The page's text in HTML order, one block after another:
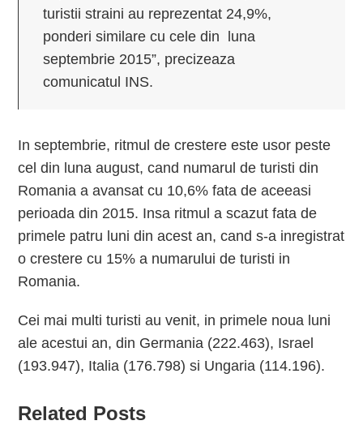
turistii straini au reprezentat 24,9%,
ponderi similare cu cele din luna
septembrie 2015”, precizeaza
comunicatul INS.
In septembrie, ritmul de crestere este usor peste
cel din luna august, cand numarul de turisti din
Romania a avansat cu 10,6% fata de aceeasi
perioada din 2015. Insa ritmul a scazut fata de
primele patru luni din acest an, cand s-a inregistrat
o crestere cu 15% a numarului de turisti in
Romania.
Cei mai multi turisti au venit, in primele noua luni
ale acestui an, din Germania (222.463), Israel
(193.947), Italia (176.798) si Ungaria (114.196).
Related Posts